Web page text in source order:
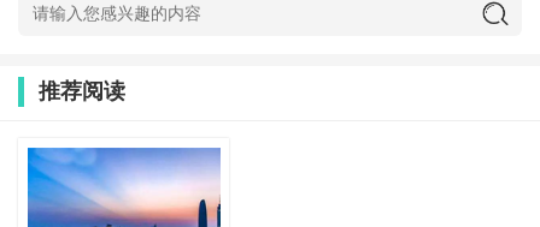
推荐阅读